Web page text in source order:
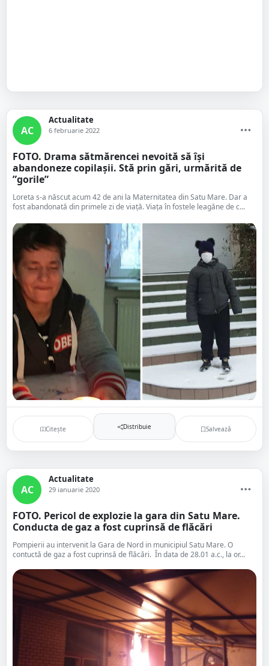
AC
Actualitate
6 februarie 2022
FOTO. Drama sătmărencei nevoită să își
abandoneze copilașii. Stă prin gări, urmărită de
”gorile”
Loreta s-a născut acum 42 de ani la Maternitatea din Satu Mare. Dar a
fost abandonată din primele zi de viață. Viața în fostele leagăne de c...
Citește Distribuie Salvează
AC
Actualitate
29 ianuarie 2020
FOTO. Pericol de explozie la gara din Satu Mare.
Conducta de gaz a fost cuprinsă de flăcări
Pompierii au intervenit la Gara de Nord in municipiul Satu Mare. O
contuctă de gaz a fost cuprinsă de flăcări. În data de 28.01 a.c., la or...